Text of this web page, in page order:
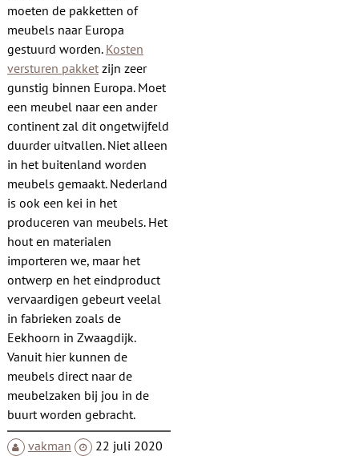
moeten de pakketten of
meubels naar Europa
gestuurd worden. Kosten
versturen pakketzijn zeer
gunstig binnen Europa. Moet
een meubel naar een ander
continent zal dit ongetwijfeld
duurder uitvallen. Niet alleen
in het buitenland worden
meubels gemaakt. Nederland
is ook een kei in het
produceren van meubels. Het
hout en materialen
importeren we, maar het
ontwerp en het eindproduct
vervaardigen gebeurt veelal
in fabrieken zoals de
Eekhoorn in Zwaagdijk.
Vanuit hier kunnen de
meubels direct naar de
meubelzaken bij jou in de
buurt worden gebracht.
vakman
22 juli 2020